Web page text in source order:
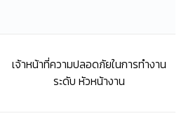
เจ้าหน้าที่ความปลอดภัยในการทำงาน
ระดับ หัวหน้างาน